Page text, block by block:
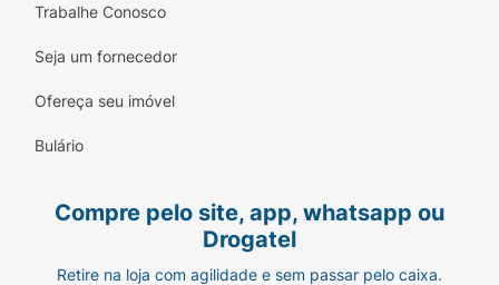
Trabalhe Conosco
Seja um fornecedor
Ofereça seu imóvel
Bulário
Compre pelo site, app, whatsapp ou
Drogatel
Retire na loja com agilidade e sem passar pelo caixa.